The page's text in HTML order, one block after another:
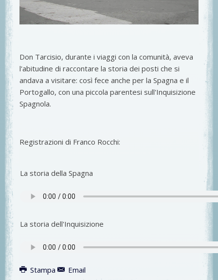
Don Tarcisio, durante i viaggi con la comunità, aveva
l'abitudine di raccontare la storia dei posti che si
andava a visitare: così fece anche per la Spagna e il
Portogallo, con una piccola parentesi sull'Inquisizione
Spagnola.
Registrazioni di Franco Rocchi:
La storia della Spagna
La storia dell'Inquisizione
Stampa Email